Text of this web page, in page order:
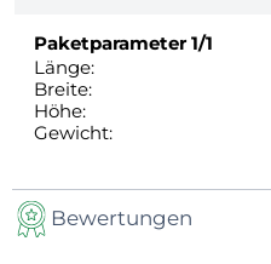
Paketparameter1/1
Länge:
Breite:
Höhe:
Gewicht:
Bewertungen